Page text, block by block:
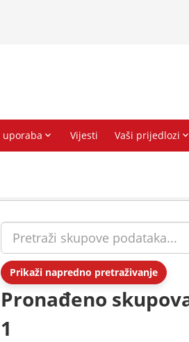
Prikaži napredno pretraživanje
Pronađeno
1